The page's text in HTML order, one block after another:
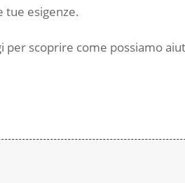
tue esigenze.
per scoprire come possiamo